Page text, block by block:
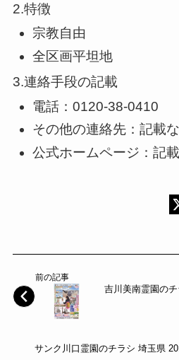
2.特徴
宗教自由
全区画平坦地
3.連絡手段の記載
電話：0120-38-0410
その他の連絡先：記載
公式ホームページ：記
前の記事
吉川美南霊園の
サンク川口霊園のチラシ 埼玉県